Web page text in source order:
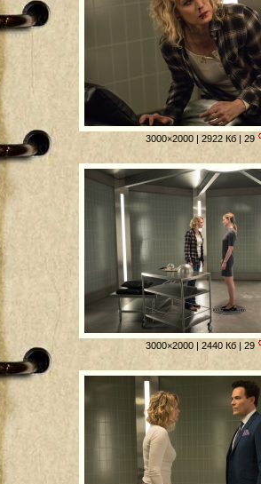
3000×2000 | 2922 Кб | 29
3000×2000 | 2440 Кб | 29